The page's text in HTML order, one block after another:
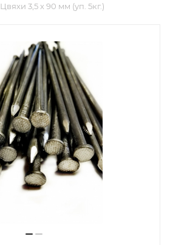
Цвяхи 3,5 х 90 мм (уп. 5кг.)